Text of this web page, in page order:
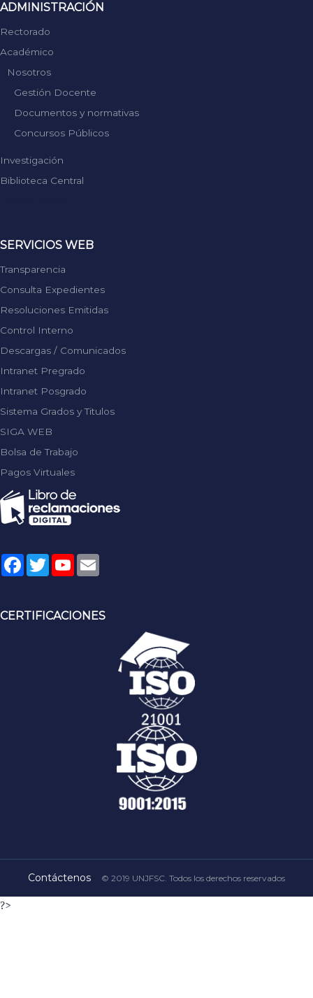
ADMINISTRACIÓN
Rectorado
Académico
Nosotros
Gestión Docente
Documentos y normativas
Concursos Públicos
Investigación
Biblioteca Central
SERVICIOS WEB
Transparencia
Consulta Expedientes
Resoluciones Emitidas
Control Interno
Descargas / Comunicados
Intranet Pregrado
Intranet Posgrado
Sistema Grados y Titulos
SIGA WEB
Bolsa de Trabajo
Pagos Virtuales
Facebook
TwitterYouTube
CERTIFICACIONES
Contáctenos © 2019 UNJFSC. Todos los derechos reservados
?>